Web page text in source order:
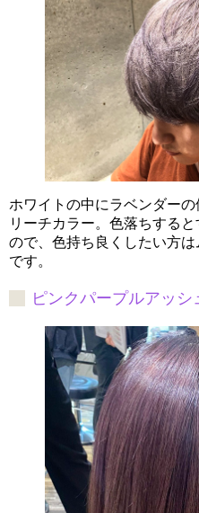
ホワイトの中にラベンダー
リーチカラー。色落ちする
ので、色持ち良くしたい方
です。
ピンクパープルアッシ